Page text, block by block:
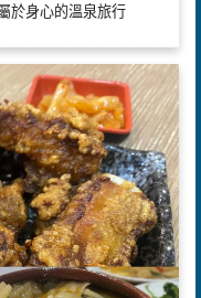
於身心的溫泉旅行